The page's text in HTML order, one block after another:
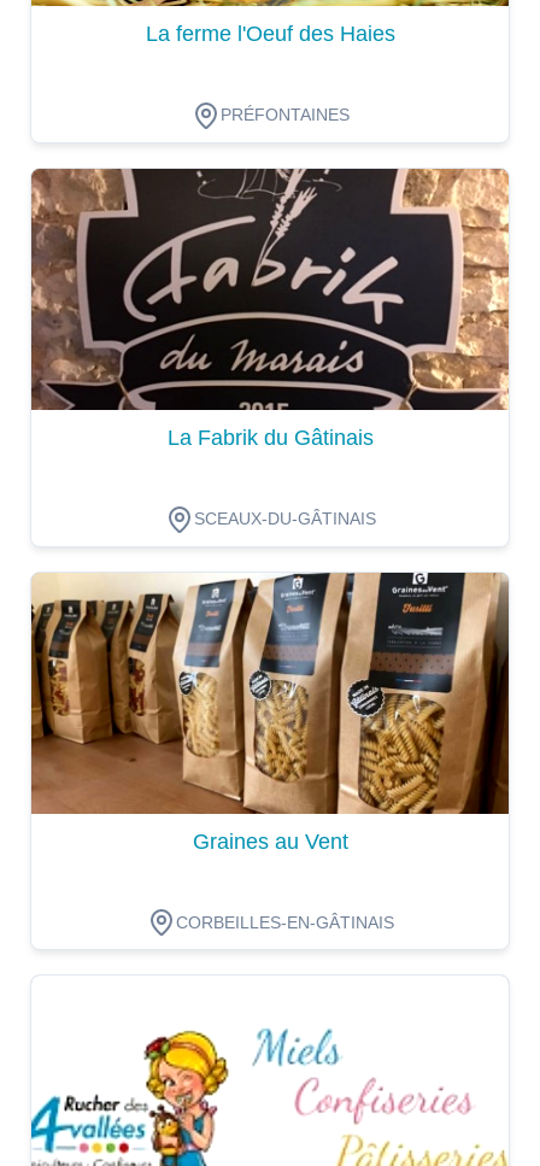
La ferme l'Oeuf des Haies
PRÉFONTAINES
Dégustation
La Fabrik du Gâtinais
SCEAUX-DU-GÂTINAIS
Dégustation
Graines au Vent
CORBEILLES-EN-GÂTINAIS